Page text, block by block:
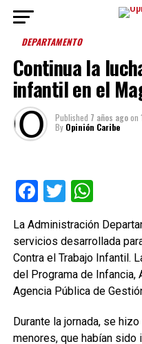
DEPARTAMENTO
Continua la
infantil en el
Published 7 años agoon
By Opinión Caribe
Facebook
Twitter
La Administración
servicios desarrollada
Contra el Trabajo Infantil.
del Programa de Infancia,
Agencia Pública de
Durante la jornada, se
menores, que habían